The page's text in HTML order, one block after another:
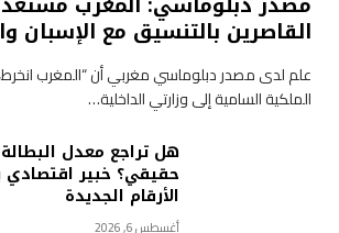
القاصرين بالتنسيق مع الإسبان
علم لدى مصدر دبلوماسي مغربي أن “المغرب
الملكية السامية إلى وزارتي الداخلية…
هل تراجع معدل
حقيقي؟ خبير
الأرقام الجديدة
أغسطس 6, 2026